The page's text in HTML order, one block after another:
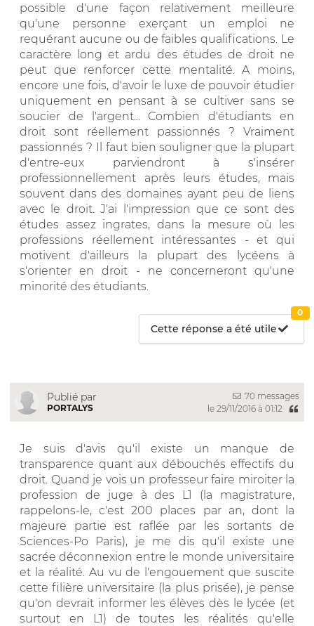
possible d'une façon relativement meilleure
qu'une personne exerçant un emploi ne
requérant aucune ou de faibles qualifications. Le
caractère long et ardu des études de droit ne
peut que renforcer cette mentalité. A moins,
encore une fois, d'avoir le luxe de pouvoir étudier
uniquement en pensant à se cultiver sans se
soucier de l'argent... Combien d'étudiants en
droit sont réellement passionnés ? Vraiment
passionnés ? Il faut bien souligner que la plupart
d'entre-eux parviendront à s'insérer
professionnellement après leurs études, mais
souvent dans des domaines ayant peu de liens
avec le droit. J'ai l'impression que ce sont des
études assez ingrates, dans la mesure où les
professions réellement intéressantes - et qui
motivent d'ailleurs la plupart des lycéens à
s'orienter en droit - ne concerneront qu'une
minorité des étudiants.
Cette réponse a été utile
0
Publié par
PORTALYS
70 messages
le 29/11/2016 à 01:12
Je suis d'avis qu'il existe un manque de
transparence quant aux débouchés effectifs du
droit. Quand je vois un professeur faire miroiter la
profession de juge à des L1 (la magistrature,
rappelons-le, c'est 200 places par an, dont la
majeure partie est raflée par les sortants de
Sciences-Po Paris), je me dis qu'il existe une
sacrée déconnexion entre le monde universitaire
et la réalité. Au vu de l'engouement que suscite
cette filière universitaire (la plus prisée), je pense
qu'on devrait informer les élèves dès le lycée (et
surtout en L1) de toutes les réalités qu'elle